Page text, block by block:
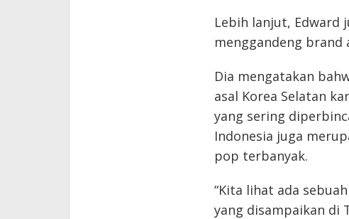
Lebih lanjut, Edward
menggandeng brand
Dia mengatakan
asal Korea Selatan
yang sering
Indonesia juga
pop terbanyak.
“Kita lihat ada
yang disampaikan di